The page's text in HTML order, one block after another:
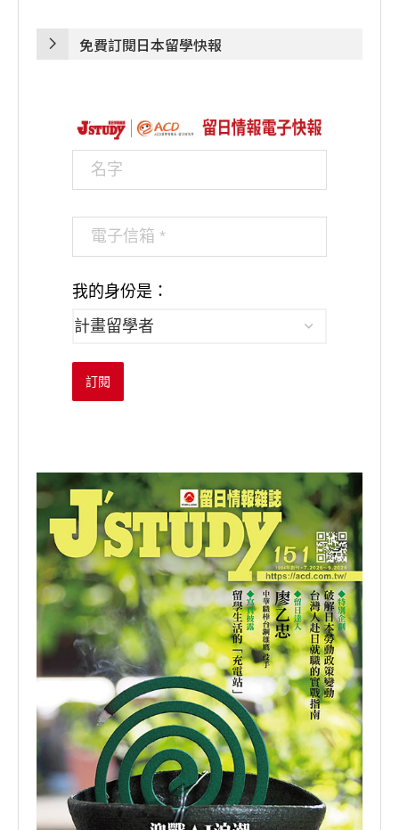
免費訂閱日本留學快報
我的身份是：
訂閱